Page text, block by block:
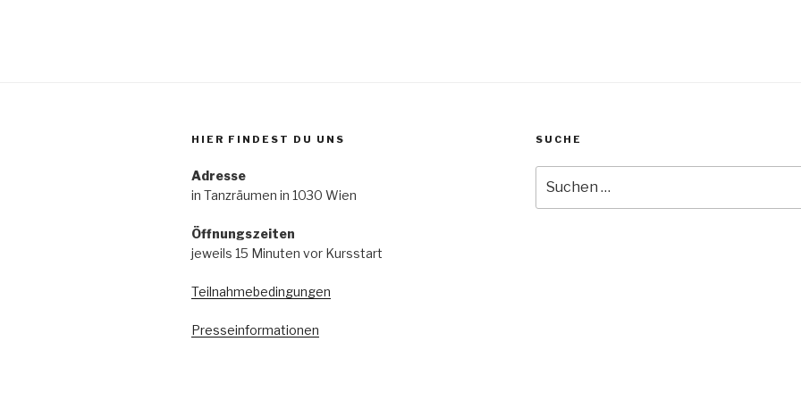
HIER FINDEST DU UNS
Adresse
in Tanzräumen in 1030 Wien
Öffnungszeiten
jeweils 15 Minuten vor Kursstart
Teilnahmebedingungen
Presseinformationen
SUCHE
nach: